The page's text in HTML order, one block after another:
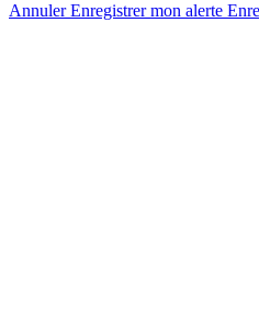
AnnulerEnregistrer mon alerte